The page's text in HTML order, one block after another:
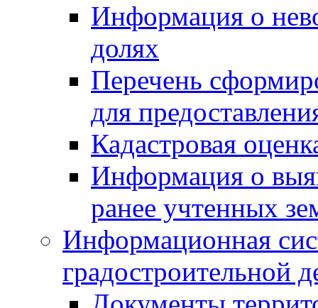
Информация о
долях
Перечень
для
Кадастровая
Информация о
ранее учтенных
Информационная
градостроительной